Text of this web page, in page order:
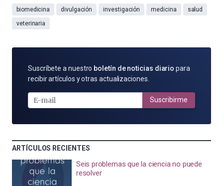
biomedicina divulgación investigación medicina
salud
veterinaria
SUSCRÍBETE
POR
MAIL
Suscríbete a nuestro boletín de noticias diario para
recibir artículos y otras actualizaciones.
Suscribirme
ARTÍCULOS RECIENTES
Seis problemas que la ciencia no puede
resolver